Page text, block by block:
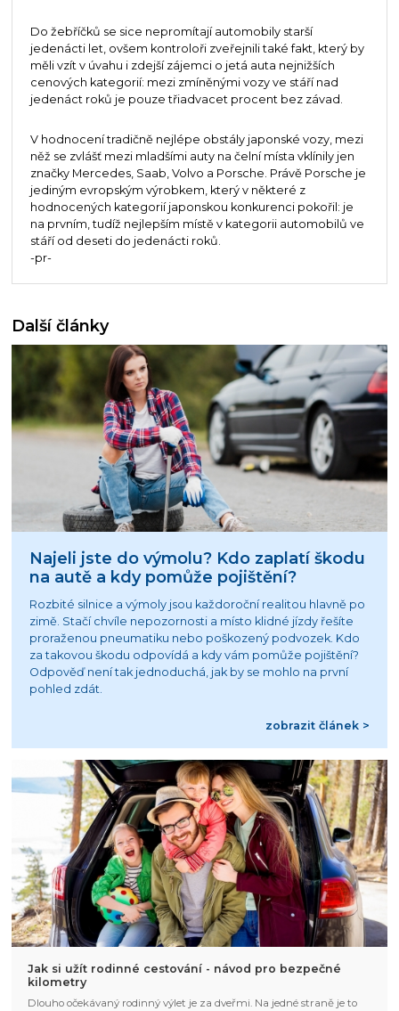
Do žebříčků se sice nepromítají automobily starší
jedenácti let, ovšem kontroloři zveřejnili také fakt, který by
měli vzít v úvahu i zdejší zájemci o jetá auta nejnižších
cenových kategorií: mezi zmíněnými vozy ve stáří nad
jedenáct roků je pouze třiadvacet procent bez závad.
V hodnocení tradičně nejlépe obstály japonské vozy, mezi
něž se zvlášť mezi mladšími auty na čelní místa vklínily jen
značky Mercedes, Saab, Volvo a Porsche. Právě Porsche je
jediným evropským výrobkem, který v některé z
hodnocených kategorií japonskou konkurenci pokořil: je
na prvním, tudíž nejlepším místě v kategorii automobilů ve
stáří od deseti do jedenácti roků.
-pr-
Další články
Najeli jste do výmolu? Kdo zaplatí škodu
na autě a kdy pomůže pojištění?
Rozbité silnice a výmoly jsou každoroční realitou hlavně po
zimě. Stačí chvíle nepozornosti a místo klidné jízdy řešíte
proraženou pneumatiku nebo poškozený podvozek. Kdo
za takovou škodu odpovídá a kdy vám pomůže pojištění?
Odpověď není tak jednoduchá, jak by se mohlo na první
pohled zdát.
zobrazit článek >
Jak si užít rodinné cestování - návod pro bezpečné
kilometry
Dlouho očekávaný rodinný výlet je za dveřmi. Na jedné straně je to